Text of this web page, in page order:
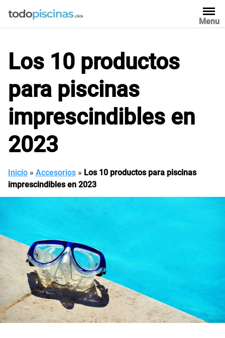
contenido
Menu
Los 10 productos
para piscinas
imprescindibles en
2023
Inicio » Accesorios » Los 10 productos para piscinas
imprescindibles en 2023